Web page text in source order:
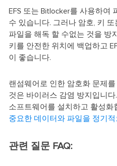
EFS 또는 Bitlocker를 사용하여
수 있습니다. 그러나 암호, 키
파일을 해독 할 수없는 것을 방
키를 안전한 위치에 백업하고
이 좋습니다.
랜섬웨어로 인한 암호화 문제
것은 바이러스 감염 방지입니
소프트웨어를 설치하고 활성화
중요한 데이터와 파일을 정기적
관련 질문 FAQ: